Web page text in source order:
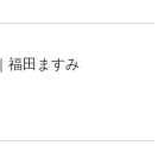
福田ますみ